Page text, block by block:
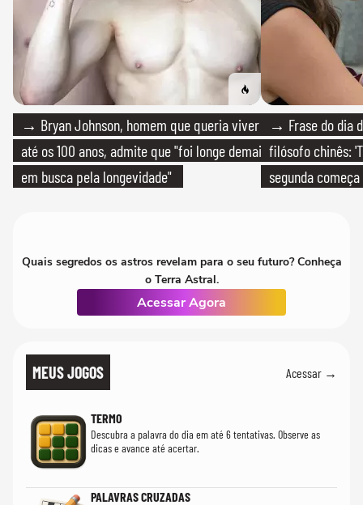
→ Bryan Johnson, homem que queria viver
até os 100 anos, admite que "foi longe demais
em busca pela longevidade"
→ Frase do dia
filósofo chinês:
segunda
Quais segredos os astros revelam para o seu futuro? Conheça
o Terra Astral.
Acessar Agora
MEUS JOGOS Acessar →
TERMO
Descubra a palavra do dia em até 6 tentativas. Observe as
dicas e avance até acertar.
PALAVRAS CRUZADAS